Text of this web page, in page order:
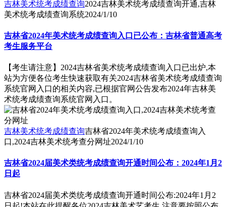
吉林美术统考成绩查询2024吉林美术统考成绩查询开通,吉林
美术统考成绩查询系统2024/1/10
吉林省2024年美术统考成绩查询入口已公布：吉林省普通高考
考生服务平台
【考生请注意】2024吉林省美术统考成绩查询入口已出炉,本
站为方便各位考生快速获取有关2024吉林省美术统考成绩查询
系统官网入口的相关内容,已根据官网公告发布2024年吉林美
术统考成绩查询系统官网入口。
吉林美术统考成绩查询吉林省2024年美术统考成绩查询入
口,2024吉林美术统考查分网址2024/1/10
吉林省2024届美术类统考成绩查询开通时间公布：2024年1月2
日起
吉林省2024届美术类统考成绩查询开通时间公布:2024年1月2